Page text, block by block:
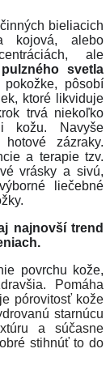
bieliacich
kojová, alebo
ale
svetla
pôsobí
ktoré likviduje
trvá niekoľko
kožu. Navyše
zázraky.
a terapie tzv.
vrásky a sivú,
liečebné
najnovší trend
povrchu kože,
Pomáha
pórovitosť kože
starnúcu
a súčasne
stihnúť to do